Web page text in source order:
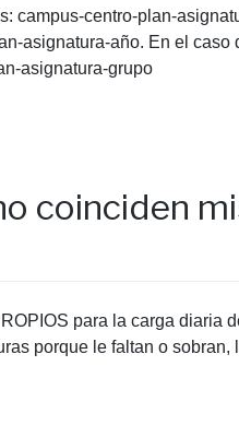
campus-centro-plan-
asignatura-año. En el caso
asignatura-grupo
coinciden
para la carga diaria
porque le faltan o sobran,